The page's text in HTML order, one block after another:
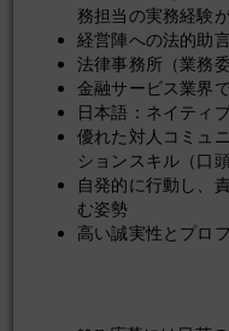
MBFの取締役会お
締役及び株主に対
務担当の実務経験
経営陣への法的助
法律事務所（業務
金融サービス業界
日本語：ネイティ
優れた対人コミュ
ションスキル（口
自発的に行動し、
む姿勢
高い誠実性とプロ